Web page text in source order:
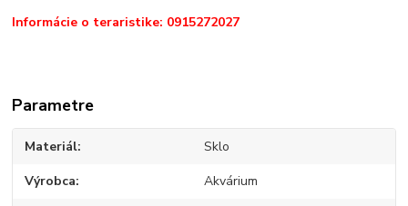
Informácie o teraristike: 0915272027
Parametre
Materiál Sklo
Výrobca Akvárium